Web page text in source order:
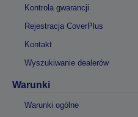
Kontrola gwarancji
Rejestracja CoverPlus
Kontakt
Wyszukiwanie dealerów
Warunki
Warunki ogólne